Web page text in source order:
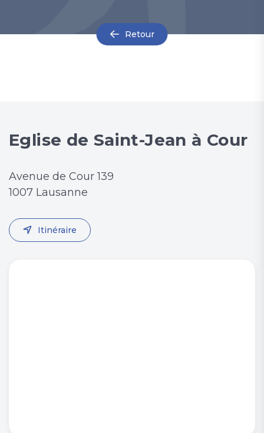
Retour
Eglise de Saint-Jean à Cour
Avenue de Cour 139
1007 Lausanne
Itinéraire